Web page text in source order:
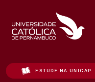
ESTUDE NA UNICAP